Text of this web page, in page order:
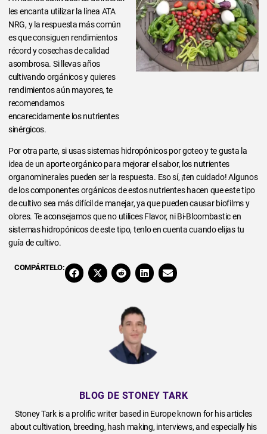
les encanta utilizar la línea ATA
NRG, y la respuesta más común
es que consiguen rendimientos
récord y cosechas de calidad
asombrosa. Si llevas años
cultivando orgánicos y quieres
rendimientos aún mayores, te
recomendamos
encarecidamente los nutrientes
sinérgicos.
Por otra parte, si usas sistemas hidropónicos por goteo y te gusta la
idea de un aporte orgánico para mejorar el sabor, los nutrientes
organominerales pueden ser la respuesta. Eso sí, ¡ten cuidado! Algunos
de los componentes orgánicos de estos nutrientes hacen que este tipo
de cultivo sea más difícil de manejar, ya que pueden causar biofilms y
olores. Te aconsejamos que no utilices Flavor, ni Bi-Bloombastic en
sistemas hidropónicos de este tipo, tenlo en cuenta cuando elijas tu
guía de cultivo.
COMPÁRTELO:
BLOG DE STONEY TARK
Stoney Tark is a prolific writer based in Europe known for his articles
about cultivation, breeding, hash making, interviews, and especially his